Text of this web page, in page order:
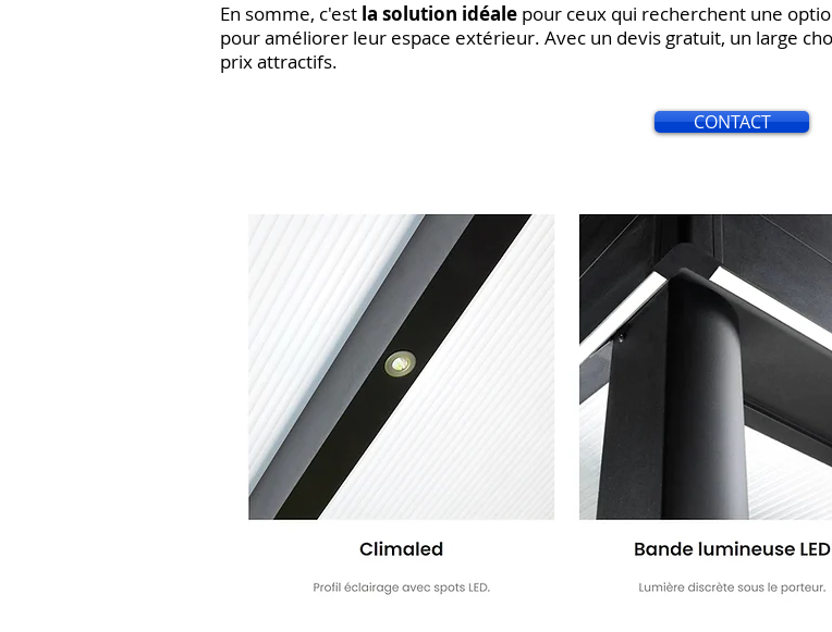
En somme, c'est la solution idéale pour ceux qui recherchent une
pour améliorer leur espace extérieur. Avec un devis gratuit, un large
prix attractifs.
CONTACT